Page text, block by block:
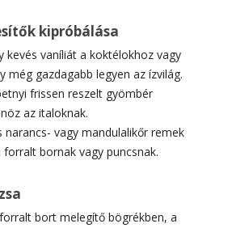
kipróbálása
kevés vaníliát a koktélokhoz vagy
még gazdagabb legyen az ízvilág.
frissen reszelt gyömbér
az italoknak.
narancs- vagy mandulalikőr remek
bornak vagy puncsnak.
bort melegítő bögrékben, a